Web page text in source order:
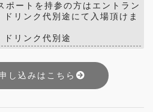
ートを持参の方はエントラン
リンク代別途にて入場頂けま
リンク代別途
し込みはこちら